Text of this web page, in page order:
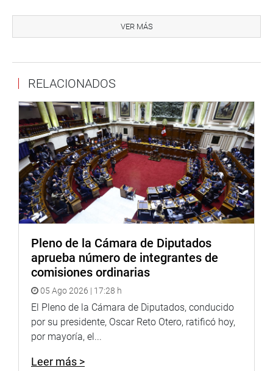
Facebook:https://www.facebook.com/congresoperu
Youtube:http://www.youtube.com/congresoperu
Soundcloud:https://soundcloud.com/radiocongreso
VER MÁS
RELACIONADOS
Pleno de la Cámara de Diputados
aprueba número de integrantes de
comisiones ordinarias
05 Ago 2026 | 17:28 h
El Pleno de la Cámara de Diputados, conducido
por su presidente, Oscar Reto Otero, ratificó hoy,
por mayoría, el...
Leer más >